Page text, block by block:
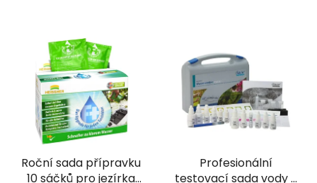
Roční sada přípravku
10 sáčků pro jezírka
Profesionální
testovací sada vody -